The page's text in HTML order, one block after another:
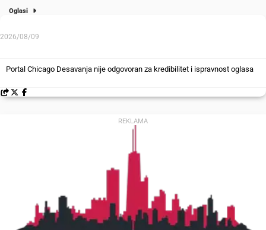
Oglasi
Portal Chicago Desavanja nije odgovoran za kredibilitet i ispravnost oglasa
2026/08/09
REKLAMA